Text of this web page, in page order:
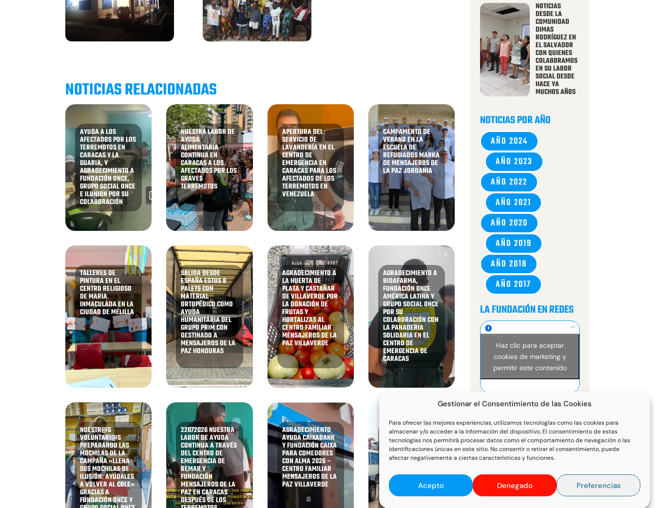
Gestionar el Consentimiento de las Cookies
Para ofrecer las mejores experiencias, utilizamos tecnologías como las cookies para
almacenar y/o acceder a la información del dispositivo. El consentimiento de estas
tecnologías nos permitirá procesar datos como el comportamiento de navegación o las
identificaciones únicas en este sitio. No consentir o retirar el consentimiento, puede
afectar negativamente a ciertas características y funciones.
Acepto Denegado Preferencias
NOTICIAS RELACIONADAS
AYUDA A LOS
AFECTADOS POR LOS
TERREMOTOS EN
CARACAS Y LA
GUARIA, Y
AGRADECIMIENTO A
FUNDACIÓN ONCE,
GRUPO SOCIAL ONCE
E ILUNION POR SU
COLABORACIÓN
NUESTRA LABOR DE
AYUDA
ALIMENTARIA
CONTINUA EN
CARACAS A LOS
AFECTADOS POR LOS
GRAVES
TERREMOTOS
APERTURA DEL
SERVICIO DE
LAVANDERÍA EN EL
CENTRO DE
EMERGENCIA EN
CARACAS PARA LOS
AFECTADOS DE LOS
TERREMOTOS EN
VENEZUELA
CAMPAMENTO DE
VERANO EN LA
ESCUELA DE
REFUGIADOS MARKA
DE MENSAJEROS DE
LA PAZ JORDANIA
TALLERES DE
PINTURA EN EL
CENTRO RELIGIOSO
DE MARIA
INMACULADA EN LA
CIUDAD DE MELILLA
SALIDA DESDE
ESPAÑA ESTOS 8
PALETS CON
MATERIAL
ORTOPÉDICO COMO
AYUDA
HUMANITARIA DEL
GRUPO PRIM CON
DESTINADO A
MENSAJEROS DE LA
PAZ HONDURAS
AGRADECIMIENTO A
LA HUERTA DE
PLATA Y CASTAÑAR
DE VILLAVERDE POR
LA DONACIÓN DE
FRUTAS Y
HORTALIZAS AL
CENTRO FAMILIAR
MENSAJEROS DE LA
PAZ VILLAVERDE
AGRADECIMIENTO A
BIDAFARMA,
FUNDACIÓN ONCE
AMÉRICA LATINA Y
GRUPO SOCIAL ONCE
POR SU
COLABORACIÓN CON
LA PANADERIA
SOLIDARIA EN EL
CENTRO DE
EMERGENCIA DE
CARACAS
NUESTR@S
VOLUNTARI@S
PREPARANDO LAS
MOCHILAS DE LA
CAMPAÑA «LLENA
SUS MOCHILAS DE
ILUSIÓN: AYÚDALES
A VOLVER AL COLE»
GRACIAS A
FUNDACIÓN ONCE Y
22072026 NUESTRA
LABOR DE AYUDA
CONTINUA A TRAVÉS
DEL CENTRO DE
EMERGENCIA DE
REMAR Y
FUNDACIÓN
MENSAJEROS DE LA
PAZ EN CARACAS
DESPUÉS DE LOS
AGRADECIMIENTO
AYUDA CAIXABANK
Y FUNDACIÓN CAIXA
PARA COMEDORES
CON ALMA 2026 –
CENTRO FAMILIAR
MENSAJEROS DE LA
PAZ VILLAVERDE
FINALIZA NUESTRA
COLONIA DE
VACACIONES EN
TCHATCHÉGOU
DONDE HAN
NUESTR@S NIÑ@S
DE BENÍN
NOTICIAS
DESDE LA
COMUNIDAD
DIMAS
RODRÍGUEZ EN
EL SALVADOR
CON QUIENES
COLABORAMOS
EN SU LABOR
SOCIAL DESDE
HACE YA
MUCHOS AÑOS
NOTICIAS POR AÑO
AÑO 2024
AÑO 2023
AÑO 2022
AÑO 2021
AÑO 2020
AÑO 2019
AÑO 2018
AÑO 2017
LA FUNDACIÓN EN REDES
Haz clic para aceptar
cookies de marketing y
permitir este contenido
Tweets by @mensajeros_la
Haz clic para
aceptar cookies de
marketing y permitir
este contenido
Haz clic para aceptar
cookies de marketing y
permitir este contenido